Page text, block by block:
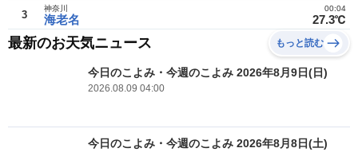
3 海老名
神奈川
27.3℃
00:04
最新のお天気ニュース もっと読む
今日のこよみ・今週のこよみ 2026年8月9日(日)
2026.08.09 04:00
今日のこよみ・今週のこよみ 2026年8月8日(土)